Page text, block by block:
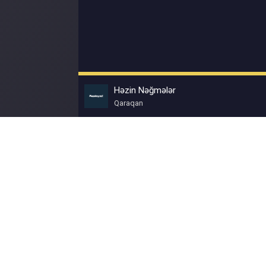
Həzin Nəğmələr
Qaraqan